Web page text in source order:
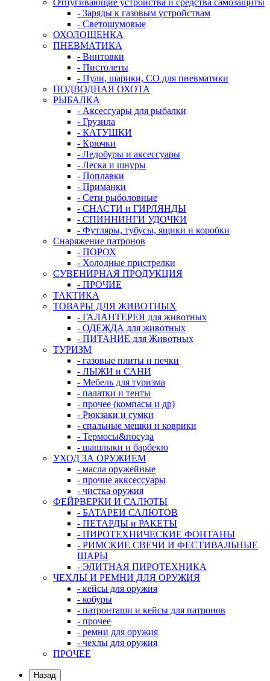
Отпугивающие устройства и средства самозащиты
- Заряды к газовым устройствам
- Светошумовые
ОХОЛОЩЕНКА
ПНЕВМАТИКА
- Винтовки
- Пистолеты
- Пули, шарики, СО для пневматики
ПОДВОДНАЯ ОХОТА
РЫБАЛКА
- Аксессуары для рыбалки
- Грузила
- КАТУШКИ
- Крючки
- Ледобуры и аксессуары
- Леска и шнуры
- Поплавки
- Приманки
- Сети рыболовные
- СНАСТИ и ГИРЛЯНДЫ
- СПИННИНГИ УДОЧКИ
- Футляры, тубусы, ящики и коробки
Снаряжение патронов
- ПОРОХ
- Холодные пристрелки
СУВЕНИРНАЯ ПРОДУКЦИЯ
- ПРОЧИЕ
ТАКТИКА
ТОВАРЫ ДЛЯ ЖИВОТНЫХ
- ГАЛАНТЕРЕЯ для животных
- ОДЕЖДА для животных
- ПИТАНИЕ для Животных
ТУРИЗМ
- газовые плиты и печки
- ЛЫЖИ и САНИ
- Мебель для туризма
- палатки и тенты
- прочее (компасы и др)
- Рюкзаки и сумки
- спальные мешки и коврики
- Термосы&посуда
- шашлыки и барбекю
УХОД ЗА ОРУЖИЕМ
- масла оружейные
- прочие акксессуары
- чистка оружия
ФЕЙРВЕРКИ И САЛЮТЫ
- БАТАРЕИ САЛЮТОВ
- ПЕТАРДЫ и РАКЕТЫ
- ПИРОТЕХНИЧЕСКИЕ ФОНТАНЫ
- РИМСКИЕ СВЕЧИ И ФЕСТИВАЛЬНЫЕ
ШАРЫ
- ЭЛИТНАЯ ПИРОТЕХНИКА
ЧЕХЛЫ И РЕМНИ ДЛЯ ОРУЖИЯ
- кейсы для оружия
- кобуры
- патронташи и кейсы для патронов
- прочее
- ремни для оружия
- чехлы для оружия
ПРОЧЕЕ
Назад